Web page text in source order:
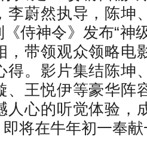
李蔚然执导，陈坤
侍神令》发布“神
，带领观众领略电
得。影片集结陈坤
、王悦伊等豪华阵
人心的听觉体验，
将在牛年初一奉